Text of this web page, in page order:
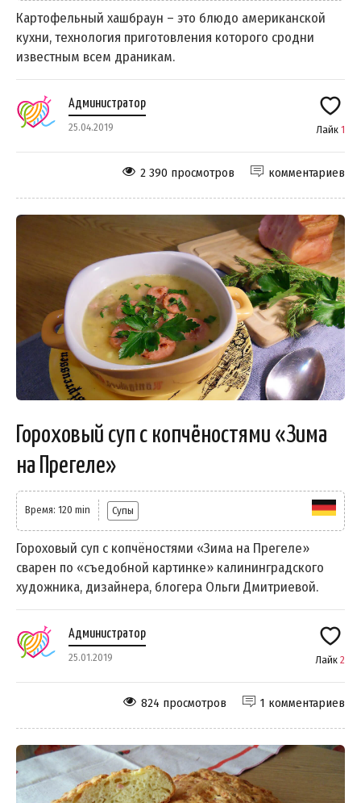
Картофельный хашбраун – это блюдо американской
кухни, технология приготовления которого сродни
известным всем драникам.
Администратор
25.04.2019 Лайк 1
комментариев
2 390 просмотров
Гороховый суп с копчёностями «Зима
на Прегеле»
Время: 120 min Супы
Гороховый суп с копчёностями «Зима на Прегеле»
сварен по «съедобной картинке» калининградского
художника, дизайнера, блогера Ольги Дмитриевой.
Администратор
25.01.2019 Лайк 2
1 комментариев
824 просмотров